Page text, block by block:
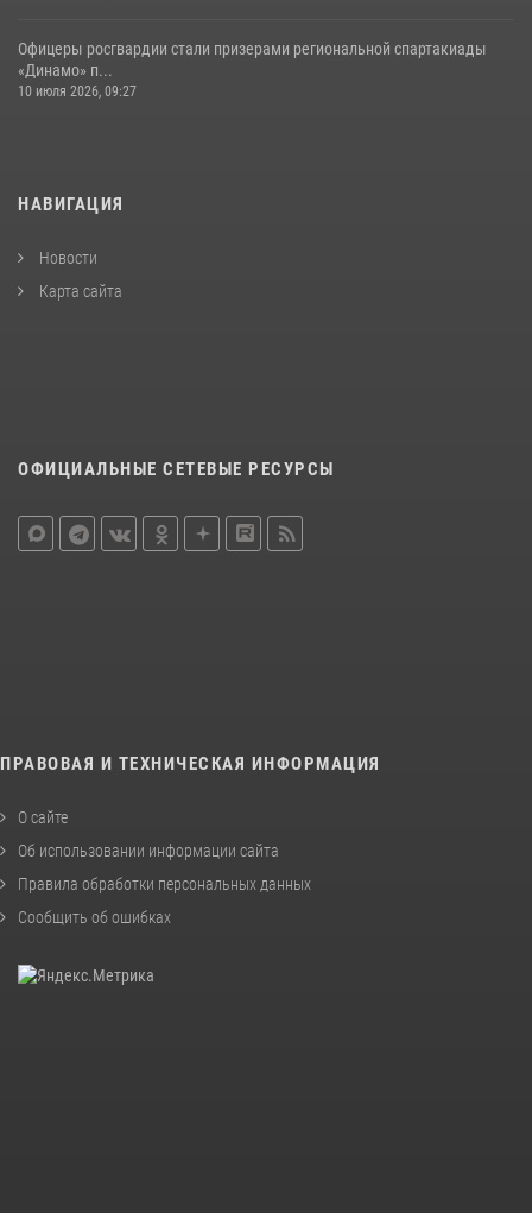
Офицеры росгвардии стали призерами региональной спартакиады
«Динамо» п...
10 июля 2026, 09:27
НАВИГАЦИЯ
Новости
Карта сайта
ОФИЦИАЛЬНЫЕ СЕТЕВЫЕ РЕСУРСЫ
ПРАВОВАЯ И ТЕХНИЧЕСКАЯ ИНФОРМАЦИЯ
О сайте
Об использовании информации сайта
Правила обработки персональных данных
Сообщить об ошибках